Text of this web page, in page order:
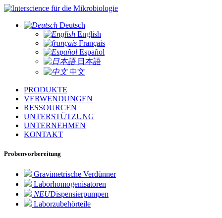
für die Mikrobiologie
Deutsch
English
Français
Español
日本語
中文
PRODUKTE
VERWENDUNGEN
RESSOURCEN
UNTERSTÜTZUNG
UNTERNEHMEN
KONTAKT
Probenvorbereitung
Gravimetrische Verdünner
Laborhomogenisatoren
NEUDispensierpumpen
Laborzubehörteile